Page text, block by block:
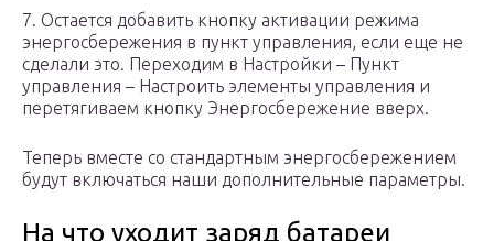
7. Остается добавить кнопку активации режима
энергосбережения в пункт управления, если еще не
сделали это. Переходим в Настройки – Пункт
управления – Настроить элементы управления и
перетягиваем кнопку Энергосбережение вверх.
Теперь вместе со стандартным энергосбережением
будут включаться наши дополнительные параметры.
На что уходит заряд батареи